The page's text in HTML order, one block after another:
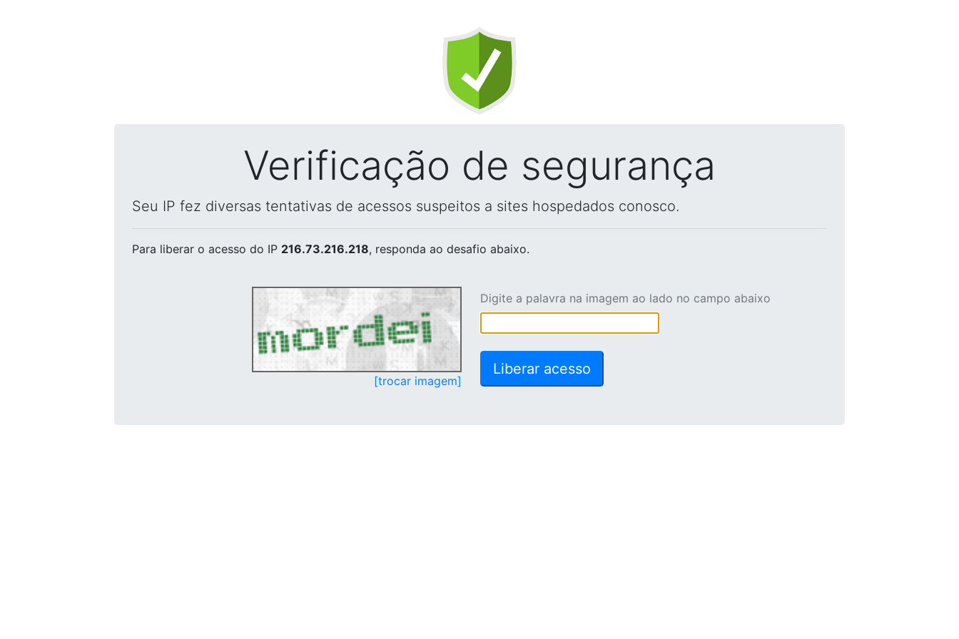
Verificação de segurança
Seu IP fez diversas tentativas de acessos suspeitos a sites hospedados conosco.
Para liberar o acesso do IP 216.73.216.218, responda ao desafio abaixo.
[trocar imagem]
Digite a palavra na imagem ao lado no campo abaixo